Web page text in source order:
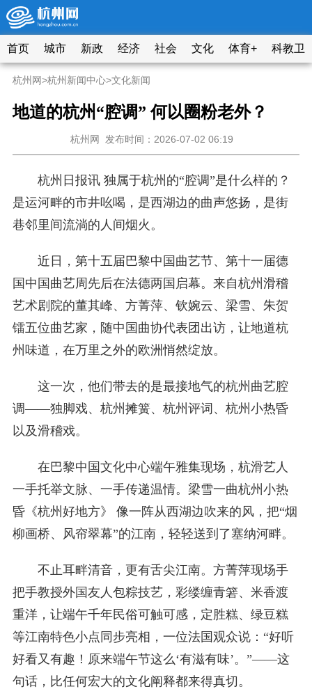
首页 城市 新政 经济 社会 文化 体育+ 科教卫
杭州网>杭州新闻中心>文化新闻
地道的杭州“腔调” 何以圈粉老外？
杭州网 发布时间：2026-07-02 06:19
杭州日报讯 独属于杭州的“腔调”是什么样的？
是运河畔的市井吆喝，是西湖边的曲声悠扬，是街
巷邻里间流淌的人间烟火。
近日，第十五届巴黎中国曲艺节、第十一届德
国中国曲艺周先后在法德两国启幕。来自杭州滑稽
艺术剧院的董其峰、方菁萍、钦婉云、梁雪、朱贺
镭五位曲艺家，随中国曲协代表团出访，让地道杭
州味道，在万里之外的欧洲悄然绽放。
这一次，他们带去的是最接地气的杭州曲艺腔
调——独脚戏、杭州摊簧、杭州评词、杭州小热昏
以及滑稽戏。
在巴黎中国文化中心端午雅集现场，杭滑艺人
一手托举文脉、一手传递温情。梁雪一曲杭州小热
昏《杭州好地方》 像一阵从西湖边吹来的风，把“烟
柳画桥、风帘翠幕”的江南，轻轻送到了塞纳河畔。
不止耳畔清音，更有舌尖江南。方菁萍现场手
把手教授外国友人包粽技艺，彩缕缠青箬、米香渡
重洋，让端午千年民俗可触可感，定胜糕、绿豆糕
等江南特色小点同步亮相，一位法国观众说：“好听
好看又有趣！原来端午节这么‘有滋有味’。”——这
句话，比任何宏大的文化阐释都来得真切。